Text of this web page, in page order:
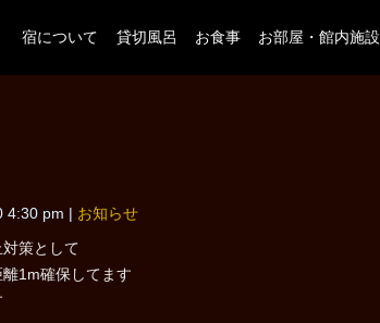
宿について 貸切風呂 お食事 お部屋・館内施設
4:30 pm お知らせ
策として
1m確保してます